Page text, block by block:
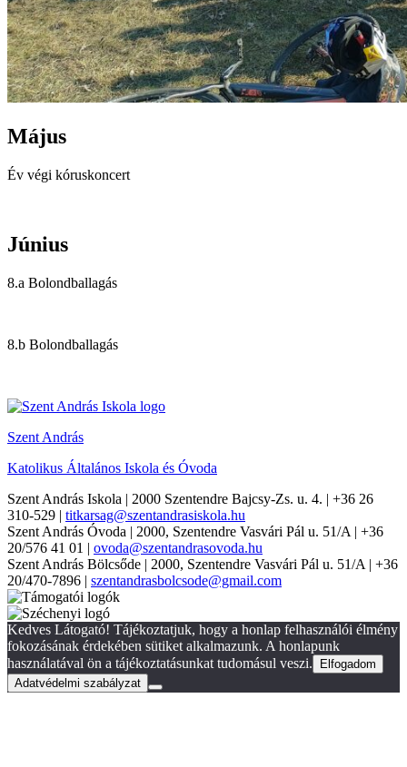
Május
Év végi kóruskoncert
Június
8.a Bolondballagás
8.b Bolondballagás
Szent András
Katolikus Általános Iskola és Óvoda
Szent András Iskola | 2000 Szentendre Bajcsy-Zs. u. 4. | +36 26
310-529 | titkarsag@szentandrasiskola.hu
Szent András Óvoda | 2000, Szentendre Vasvári Pál u. 51/A | +36
20/576 41 01 | ovoda@szentandrasovoda.hu
Szent András Bölcsőde | 2000, Szentendre Vasvári Pál u. 51/A | +36
20/470-7896 | szentandrasbolcsode@gmail.com
Kedves Látogató! Tájékoztatjuk, hogy a honlap felhasználói élmény
fokozásának érdekében sütiket alkalmazunk. A honlapunk
használatával ön a tájékoztatásunkat tudomásul veszi.
Elfogadom
Adatvédelmi szabályzat